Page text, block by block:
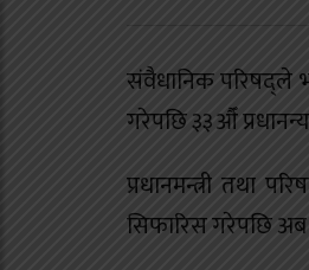
संवैधानिक परिषद्ले
गरेपछि ३३औँ
प्रधानमन्त्री तथा
सिफारिस गरेपछि अब